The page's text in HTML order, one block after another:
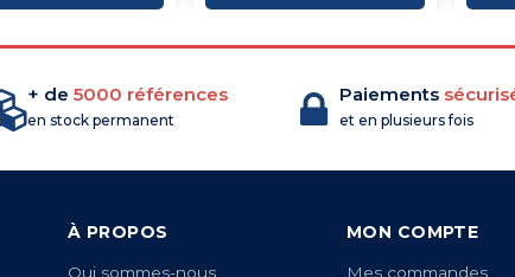
+ de 5000 références
en stock permanent
Paiements
et en plusieurs fois
À PROPOS
Qui sommes-nous
MON COMPTE
Mes commandes